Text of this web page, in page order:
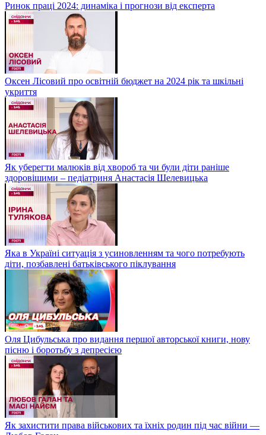
Ринок праці 2024: динаміка і прогнози від експерта
Оксен Лісовий про освітній бюджет на 2024 рік та шкільні
укриття
Як уберегти малюків від хвороб та чи були діти раніше
здоровішими – педіатриня Анастасія Шелевицька
Яка в Україні ситуація з усиновленням та чого потребують
діти, позбавлені батьківського піклування
Оля Цибульська про видання першої авторської книги, нову
пісню і боротьбу з депресією
Як захистити права військових та їхніх родин під час війни —